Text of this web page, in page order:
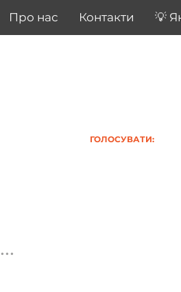
Про нас Контакти 💡
ГОЛОСУВАТИ: